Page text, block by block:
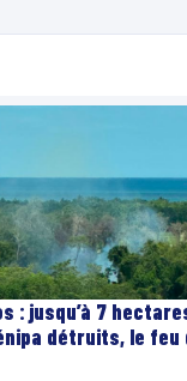
: jusqu’à 7
détruits, le feu